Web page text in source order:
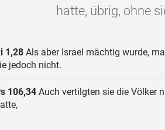
hatte, übrig, ohne
1,28 Als aber Israel mächtig wurde,
jedoch nicht.
106,34 Auch vertilgten sie die Völker